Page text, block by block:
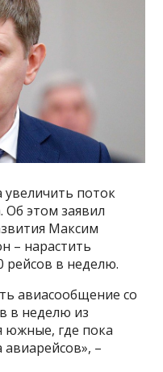
увеличить поток
Об этом заявил
Максим
– нарастить
рейсов в неделю.
авиасообщение со
в неделю из
южные, где пока
авиарейсов», –